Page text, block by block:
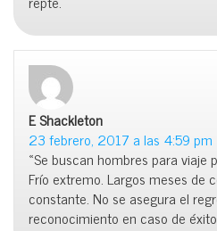
E Shackleton
23 febrero, 2017 a las 4:59 pm
«Se buscan hombres para viaje
Frío extremo. Largos meses de
constante. No se asegura el
reconocimiento en caso de